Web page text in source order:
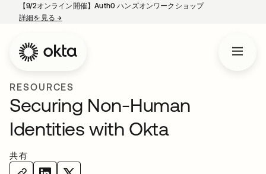
【9/2オンライン開催】Auth0 ハンズオンワークショップ
詳細を見る→
RESOURCES
Securing Non-Human
Identities with Okta
共有